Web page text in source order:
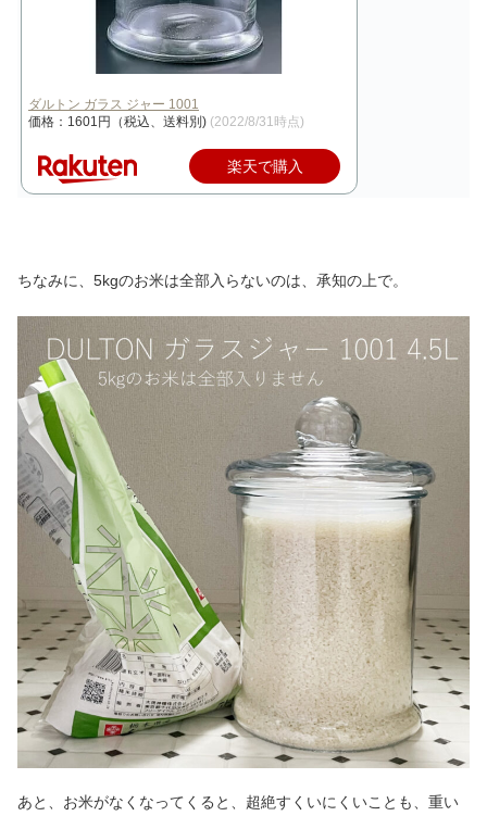
ダルトン ガラス ジャー 1001
価格：1601円（税込、送料別) (2022/8/31時点)
楽天で購入
ちなみに、5kgのお米は全部入らないのは、承知の上で。
あと、お米がなくなってくると、超絶すくいにくいことも、重い